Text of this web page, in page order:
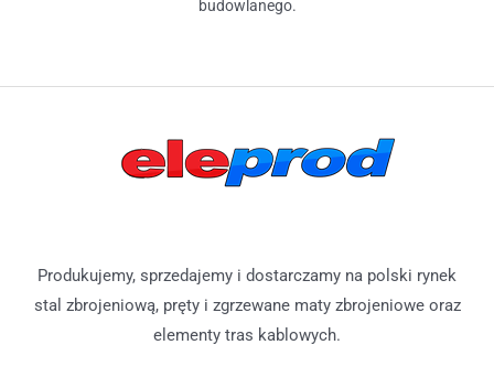
budowlanego.
Produkujemy, sprzedajemy i dostarczamy na polski rynek
stal zbrojeniową, pręty i zgrzewane maty zbrojeniowe oraz
elementy tras kablowych.